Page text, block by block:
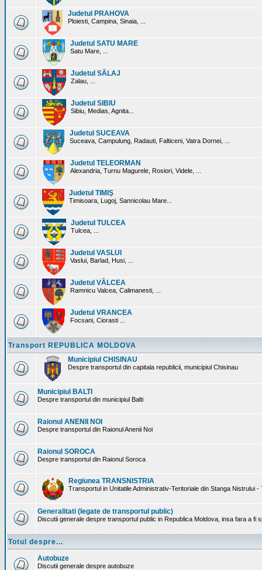
Judetul PRAHOVA
Ploiesti, Campina, Sinaia, ...
Judetul SATU MARE
Satu Mare, ...
Judetul SĂLAJ
Zalau, ...
Judetul SIBIU
Sibiu, Medias, Agnita...
Judetul SUCEAVA
Suceava, Campulung, Radauti, Falticeni, Vatra Dornei, ...
Judetul TELEORMAN
Alexandria, Turnu Magurele, Rosiori, Videle, ...
Judetul TIMIŞ
Timisoara, Lugoj, Sannicolau Mare...
Judetul TULCEA
Tulcea, ...
Judetul VASLUI
Vaslui, Barlad, Husi, ...
Judetul VÂLCEA
Ramnicu Valcea, Calimanesti, ...
Judetul VRANCEA
Focsani, Ciorasti ...
Transport REPUBLICA MOLDOVA
Municipiul CHISINAU
Despre transportul din capitala republicii, municipiul Chisinau
Municipiul BALTI
Despre transportul din municipiul Balti
Raionul ANENII NOI
Despre transportul din Raionul Anenii Noi
Raionul SOROCA
Despre transportul din Raionul Soroca
Regiunea TRANSNISTRIA
Transportul in Unitatile Administrativ-Teritoriale din Stanga Nistrului -
Generalitati (legate de transportul public)
Discutii generale despre transportul public in Republica Moldova, insa fara a fi
Totul despre...
Autobuze
Discutii generale despre autobuze